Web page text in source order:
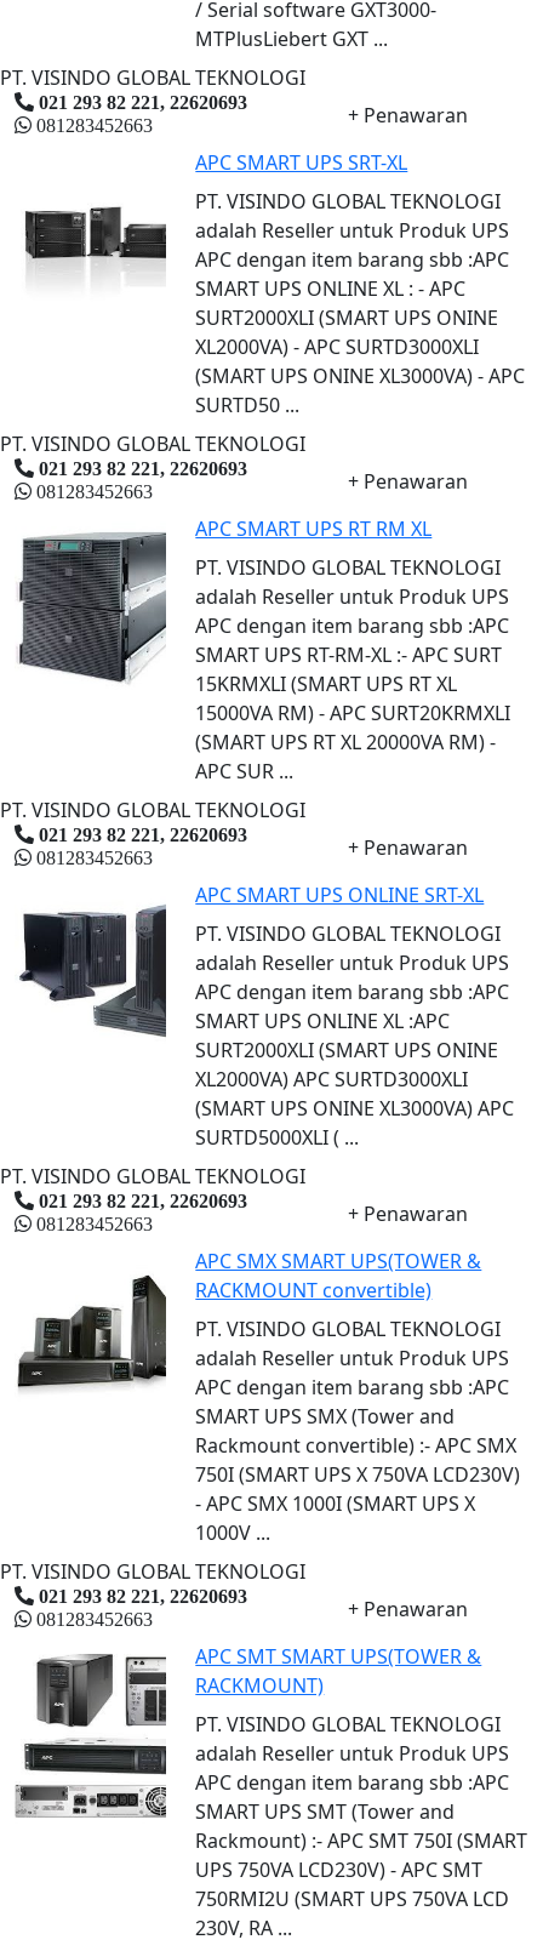
/ Serial software GXT3000-
MTPlusLiebert GXT ...
PT. VISINDO GLOBAL TEKNOLOGI
021 293 82 221, 22620693
081283452663
+ Penawaran
APC SMART UPS SRT-XL
PT. VISINDO GLOBAL TEKNOLOGI
adalah Reseller untuk Produk UPS
APC dengan item barang sbb :APC
SMART UPS ONLINE XL : - APC
SURT2000XLI (SMART UPS ONINE
XL2000VA) - APC SURTD3000XLI
(SMART UPS ONINE XL3000VA) - APC
SURTD50 ...
PT. VISINDO GLOBAL TEKNOLOGI
021 293 82 221, 22620693
081283452663
+ Penawaran
APC SMART UPS RT RM XL
PT. VISINDO GLOBAL TEKNOLOGI
adalah Reseller untuk Produk UPS
APC dengan item barang sbb :APC
SMART UPS RT-RM-XL :- APC SURT
15KRMXLI (SMART UPS RT XL
15000VA RM) - APC SURT20KRMXLI
(SMART UPS RT XL 20000VA RM) -
APC SUR ...
PT. VISINDO GLOBAL TEKNOLOGI
021 293 82 221, 22620693
081283452663
+ Penawaran
APC SMART UPS ONLINE SRT-XL
PT. VISINDO GLOBAL TEKNOLOGI
adalah Reseller untuk Produk UPS
APC dengan item barang sbb :APC
SMART UPS ONLINE XL :APC
SURT2000XLI (SMART UPS ONINE
XL2000VA) APC SURTD3000XLI
(SMART UPS ONINE XL3000VA) APC
SURTD5000XLI ( ...
PT. VISINDO GLOBAL TEKNOLOGI
021 293 82 221, 22620693
081283452663
+ Penawaran
APC SMX SMART UPS(TOWER &
RACKMOUNT convertible)
PT. VISINDO GLOBAL TEKNOLOGI
adalah Reseller untuk Produk UPS
APC dengan item barang sbb :APC
SMART UPS SMX (Tower and
Rackmount convertible) :- APC SMX
750I (SMART UPS X 750VA LCD230V)
- APC SMX 1000I (SMART UPS X
1000V ...
PT. VISINDO GLOBAL TEKNOLOGI
021 293 82 221, 22620693
081283452663
+ Penawaran
APC SMT SMART UPS(TOWER &
RACKMOUNT)
PT. VISINDO GLOBAL TEKNOLOGI
adalah Reseller untuk Produk UPS
APC dengan item barang sbb :APC
SMART UPS SMT (Tower and
Rackmount) :- APC SMT 750I (SMART
UPS 750VA LCD230V) - APC SMT
750RMI2U (SMART UPS 750VA LCD
230V, RA ...